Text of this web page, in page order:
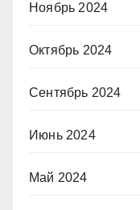
Ноябрь 2024
Октябрь 2024
Сентябрь 2024
Июнь 2024
Май 2024